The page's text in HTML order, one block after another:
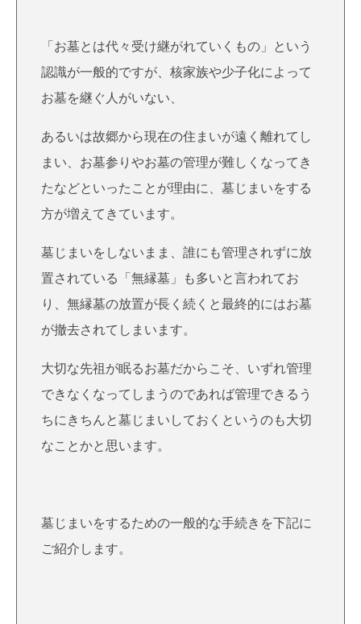
「お墓とは代々受け継がれていくもの」という
認識が一般的ですが、核家族や少子化によって
お墓を継ぐ人がいない、
あるいは故郷から現在の住まいが遠く離れてし
まい、お墓参りやお墓の管理が難しくなってき
たなどといったことが理由に、墓じまいをする
方が増えてきています。
墓じまいをしないまま、誰にも管理されずに放
置されている「無縁墓」も多いと言われてお
り、無縁墓の放置が長く続くと最終的にはお墓
が撤去されてしまいます。
大切な先祖が眠るお墓だからこそ、いずれ管理
できなくなってしまうのであれば管理できるう
ちにきちんと墓じまいしておくというのも大切
なことかと思います。
墓じまいをするための一般的な手続きを下記に
ご紹介します。